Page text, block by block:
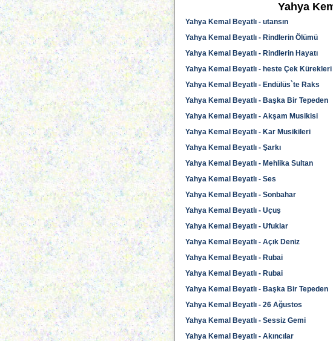
Yahya
Yahya Kemal Beyatlı - utansın
Yahya Kemal Beyatlı - Rindlerin Ölümü
Yahya Kemal Beyatlı - Rindlerin Hayatı
Yahya Kemal Beyatlı - heste Çek Kürekleri
Yahya Kemal Beyatlı - Endülüs`te Raks
Yahya Kemal Beyatlı - Başka Bir Tepeden
Yahya Kemal Beyatlı - Akşam Musikisi
Yahya Kemal Beyatlı - Kar Musikileri
Yahya Kemal Beyatlı - Şarkı
Yahya Kemal Beyatlı - Mehlika Sultan
Yahya Kemal Beyatlı - Ses
Yahya Kemal Beyatlı - Sonbahar
Yahya Kemal Beyatlı - Uçuş
Yahya Kemal Beyatlı - Ufuklar
Yahya Kemal Beyatlı - Açık Deniz
Yahya Kemal Beyatlı - Rubai
Yahya Kemal Beyatlı - Rubai
Yahya Kemal Beyatlı - Başka Bir Tepeden
Yahya Kemal Beyatlı - 26 Ağustos
Yahya Kemal Beyatlı - Sessiz Gemi
Yahya Kemal Beyatlı - Akıncılar